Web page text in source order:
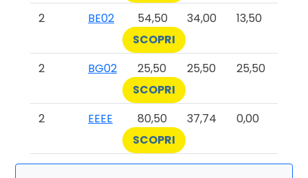
2
BE02 54,50 34,00
13,50
SCOPRI
2
BG02 25,50 25,50
25,50
SCOPRI
2
EEEE 80,50 37,74
0,00
SCOPRI